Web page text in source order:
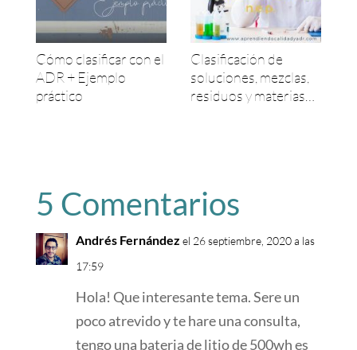
Cómo clasificar con el
ADR + Ejemplo
práctico
Clasificación de
soluciones, mezclas,
residuos y materias
5 Comentarios
Andrés Fernández el 26 septiembre, 2020 a las
17:59
Hola! Que interesante tema. Sere un
poco atrevido y te hare una consulta,
tengo una bateria de litio de 500wh es